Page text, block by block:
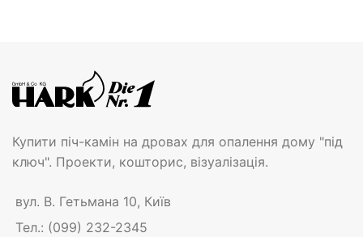
Купити піч-камін на дровах для опалення дому "під
ключ". Проекти, кошторис, візуалізація.
вул. В. Гетьмана 10, Київ
Тел.: (099) 232-2345